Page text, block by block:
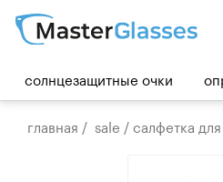
солнцезащитные очки
главная / sale /салфетка